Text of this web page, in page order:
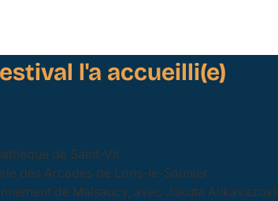
l'a accueilli(e)
de Saint-Vit
des Arcades de Lons-le-Saunier
de Malsaucy, avec Jakuta